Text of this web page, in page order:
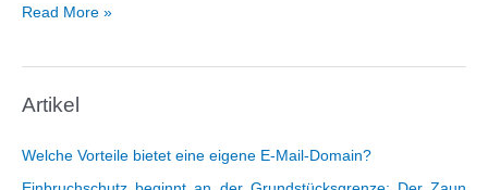
Eve
Mit
stylischen
Read More »
Artikel
Welche Vorteile bietet eine eigene E-Mail-Domain?